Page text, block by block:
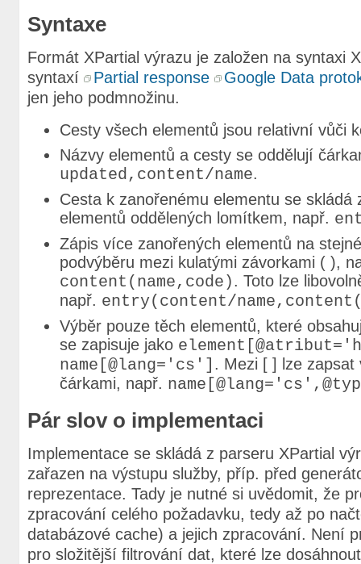
Syntaxe
Formát XPartial výrazu je založen na syntaxi
syntaxí
Partial response
Google Data
jen jeho podmnožinu.
Cesty všech elementů jsou relativní vůči
Názvy elementů a cesty se oddělují
updated,content/name.
Cesta k zanořenému elementu se skládá
elementů oddělených lomítkem, např.
Zápis více zanořených elementů na
podvýběru mezi kulatými závorkami ( ),
content(name,code). Toto lze
např. entry(content/
Výběr pouze těch elementů, které
se zapisuje jako
name[@lang='cs'] . Mezi [ ] lze zapsat
čárkami, např.
Pár slov o implementaci
Implementace se skládá z parseru XPartial
zařazen na výstupu služby, příp. před
reprezentace. Tady je nutné si uvědomit, že
zpracování celého požadavku, tedy až po
databázové cache) a jejich zpracování. Není
pro složitější filtrování dat, které lze